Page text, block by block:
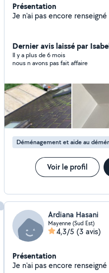
Présentation
Dernier avis laissé par
Il y a plus de 6 mois
nous n avons pas fait affaire
Déménagement et aide au
Voir le profil
Ardiana Hasani
Mayenne (Sud Est)
4,3/5 (3 avis)
Présentation